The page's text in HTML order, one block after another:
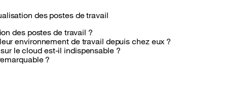
des postes de travail
des postes de travail ?
environnement de travail depuis chez eux ?
le cloud est-il indispensable ?
?